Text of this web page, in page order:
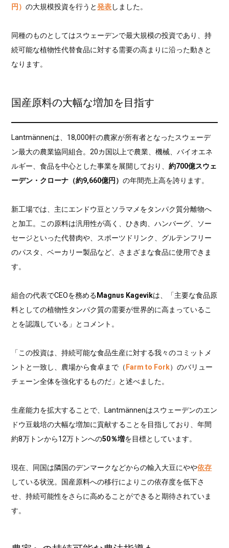
円）の大規模投資を行うと発表しました。
同種のものとしてはスウェーデンで最大規模の投資であり、持
続可能な植物性代替食品に対する需要の高まりに沿った動きと
なります。
国産原料の大幅な増加を目指す
Lantmännenは、18,000軒の農家が所有者となったスウェーデ
ン最大の農業協同組合。20カ国以上で農業、機械、バイオエネ
ルギー、食品を中心とした事業を展開しており、約700億スウェ
ーデン・クローナ（約9,660億円）の年間売上高を誇ります。
新工場では、主にエンドウ豆とソラマメをタンパク質分離物へ
と加工。この原料は汎用性が高く、ひき肉、ハンバーグ、ソー
セージといった代替肉や、スポーツドリンク、グルテンフリー
のパスタ、ベーカリー製品など、さまざまな食品に使用できま
す。
組合の代表でCEOを務める Magnus Kagevikは、「主要な食品原
料としての植物性タンパク質の需要が世界的に高まっているこ
とを認識している」とコメント。
「この投資は、持続可能な食品生産に対する我々のコミットメ
ントと一致し、農場から食卓まで（ Farm to Fork）のバリュー
チェーン全体を強化するものだ」と述べました。
生産能力を拡大することで、Lantmännenはスウェーデンのエン
ドウ豆栽培の大幅な増加に貢献することを目指しており、年間
約8万トンから12万トンへの50％増を目標としています。
現在、同国は隣国のデンマークなどからの輸入大豆にやや依存
している状況。国産原料への移行によりこの依存度を低下さ
せ、持続可能性をさらに高めることができると期待されていま
す。